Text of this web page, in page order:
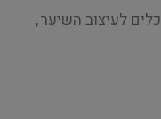
כלים לעיצוב השיער,